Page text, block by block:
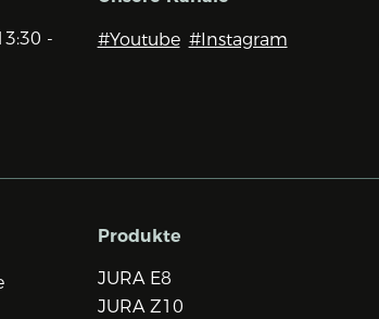
-
#Youtube #Instagram
Produkte
JURA E8
JURA Z10